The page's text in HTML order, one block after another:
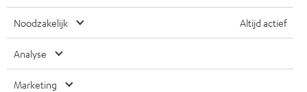
IN-EAR
FANSHOP
TEUFEL STORY
MANAGEMENT
DUURZAAMHEID
SPANJE
ITALIË
'Kennelijke' (typ)fouten voorbehouden. De op de foto's afgebeelde
accessoires zijn niet bij de levering inbegrepen. Eventuele
Noodzakelijk Altijd actief
Analyse
Marketing